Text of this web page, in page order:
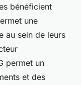
bénéficient
une
au sein de leurs
permet un
et des